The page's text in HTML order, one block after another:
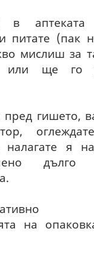
в
питате (пак
мислиш за
или ще го
пред гишето,
налагате я
на